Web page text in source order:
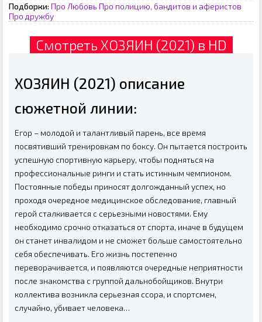
Подборки: Про Любовь Про полицию, бандитов и аферистов
Про дружбу
Смотреть ХОЗЯИН (2021) в HD
ХОЗЯИН (2021) описание
сюжетной линии:
Егор – молодой и талантливый парень, все время
посвятивший тренировкам по боксу. Он пытается построить
успешную спортивную карьеру, чтобы подняться на
профессиональные ринги и стать истинным чемпионом.
Постоянные победы приносят долгожданный успех, но
проходя очередное медицинское обследование, главный
герой сталкивается с серьезными новостями. Ему
необходимо срочно отказаться от спорта, иначе в будущем
он станет инвалидом и не сможет больше самостоятельно
себя обеспечивать. Его жизнь постепенно
переворачивается, и появляются очередные неприятности
после знакомства с группой дальнобойщиков. Внутри
коллектива возникла серьезная ссора, и спортсмен,
случайно, убивает человека…